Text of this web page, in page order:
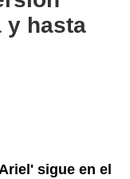
y hasta
sigue en el